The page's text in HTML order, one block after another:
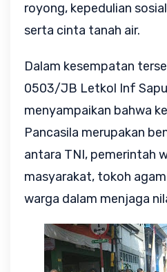
royong, kepedulian
serta cinta tanah air.
Dalam kesempatan
0503/JB Letkol Inf
menyampaikan bahwa
Pancasila merupakan
antara TNI, pemerintah
masyarakat, tokoh
warga dalam menjaga